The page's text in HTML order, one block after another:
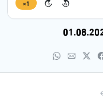
15
15
1×